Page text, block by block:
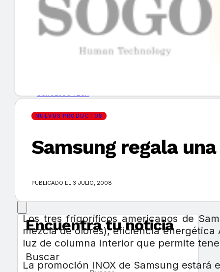
INICIO
EMPRESAS
GUÍA DE COMPRA
MERCADOS Y TENDENCIAS
Encuentra tu noticia
Buscar
NUEVOS PRODUCTOS
Samsung regala
PUBLICADO EL 3 JULIO, 2008
Los tres frigoríficos americanos de
mezcla de olores), eficiencia
luz de columna interior que permite
La promoción INOX de Samsung estará